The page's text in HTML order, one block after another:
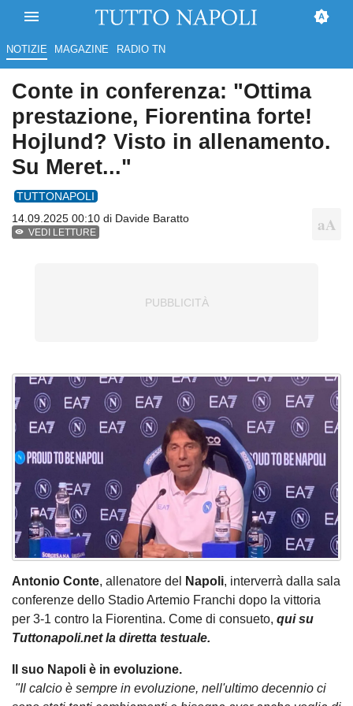
NOTIZIE MAGAZINE RADIO TN
Conte in conferenza: "Ottima
prestazione, Fiorentina forte!
Hojlund? Visto in allenamento.
Su Meret..."
TUTTONAPOLI
14.09.2025 00:10 di Davide Baratto
VEDI LETTURE
Antonio Conte, allenatore del Napoli, interverrà dalla sala
conferenze dello Stadio Artemio Franchi dopo la vittoria
per 3-1 contro la Fiorentina. Come di consueto, qui su
Tuttonapoli.net la diretta testuale.
Il suo Napoli è in evoluzione.
"Il calcio è sempre in evoluzione, nell'ultimo decennio ci